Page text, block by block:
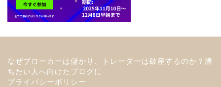
なぜブローカーは儲かり、トレーダーは破産するのか？勝
ちたい人へ向けたブログに
プライバシーポリシー